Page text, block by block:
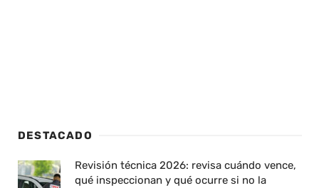
DESTACADO
Revisión técnica 2026: revisa cuándo vence,
qué inspeccionan y qué ocurre si no la